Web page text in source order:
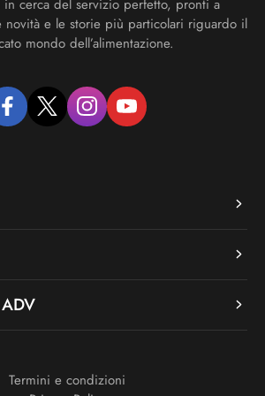
in cerca del servizio perfetto, pronti a
novità e le storie più particolari riguardo il
mondo dell’alimentazione.
facebooktwitter instagramyoutube
Termini e condizioni